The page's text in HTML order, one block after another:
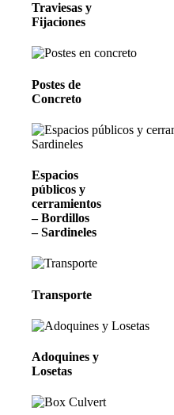
Traviesas y
Fijaciones
Postes de
Concreto
Espacios
públicos y
cerramientos
– Bordillos
– Sardineles
Transporte
Adoquines y
Losetas